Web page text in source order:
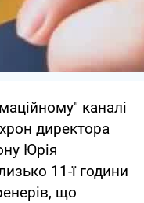
каналі
директора
Юрія
11-ї години
що